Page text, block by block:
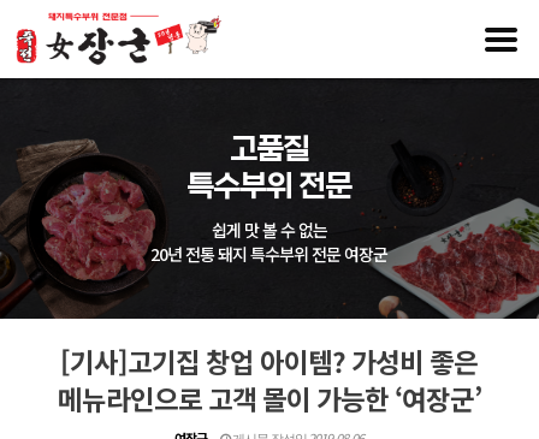
고품질
특수부위 전문
쉽게 맛 볼 수 없는
20년 전통 돼지 특수부위 전문 여장군
[기사]고기집 창업 아이템? 가성비 좋은
메뉴라인으로 고객 몰이 가능한 ‘여장군’